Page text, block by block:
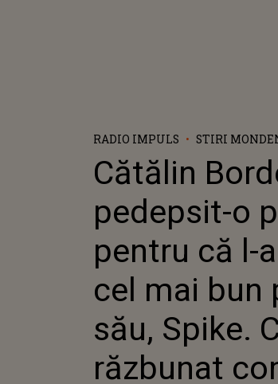
RADIO IMPULS STIRI
Cătălin
pedepsit-o
pentru că l-
cel mai bun
său, Spike.
răzbunat